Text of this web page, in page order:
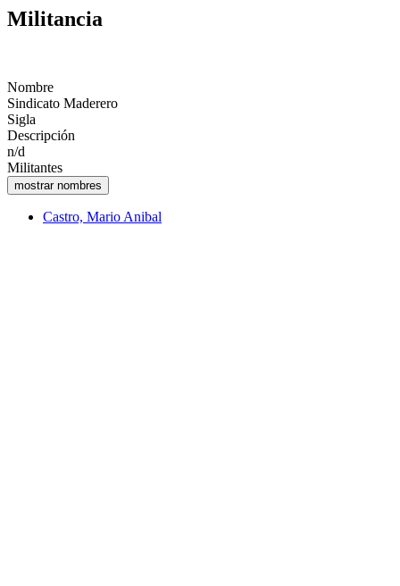
Militancia
Nombre
Sindicato Maderero
Sigla
Descripción
n/d
Militantes
Castro, Mario Anibal